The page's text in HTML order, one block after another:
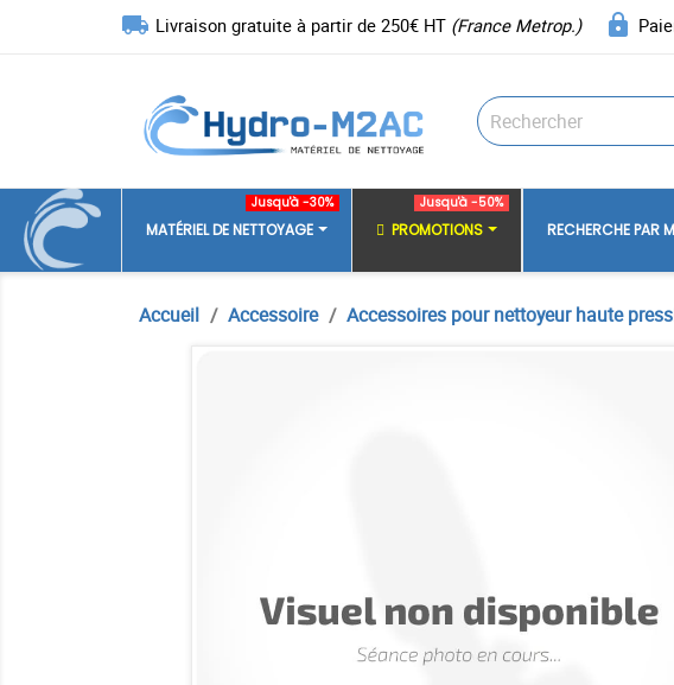
local_shipping Livraison gratuite à partir de 250€ HT (France Metrop.) lock
MATÉRIEL DE NETTOYAGE
Jusqu'à -30%
PROMOTIONS
Jusqu'à -50%
RECHERCHE PAR
Accueil Accessoire Accessoires pour nettoyeur haute